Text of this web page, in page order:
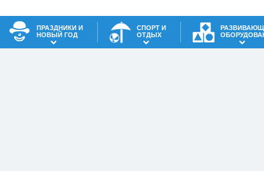
ПРАЗДНИКИ И
НОВЫЙ ГОД
СПОРТ И
ОТДЫХ